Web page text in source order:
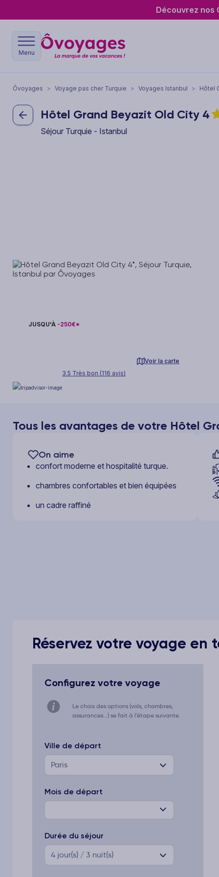
Découvrez nos
Menu
Ôvoyages > Voyage pas cher Turquie > Voyages Istanbul > Hôtel
Hôtel Grand Beyazit Old City 4
Séjour Turquie - Istanbul
JUSQU'À -250€*
3.5 Très bon (116 avis)
Voir la carte
Tous les avantages de votre Hôtel
On aime
confort moderne et hospitalité turque.
chambres confortables et bien équipées
un cadre raffiné
Réservez votre voyage
Configurez votre voyage
Le choix des options (vols, chambres,
assurances...) se fait à l'étape suivante.
Ville de départ
Paris
Mois de départ
Durée du séjour
4 jour(s) / 3 nuit(s)